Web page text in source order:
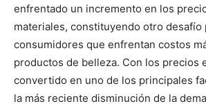
enfrentado un incremento en los
materiales, constituyendo otro desafío
consumidores que enfrentan costos
productos de belleza. Con los precios
convertido en uno de los principales
la más reciente disminución de la